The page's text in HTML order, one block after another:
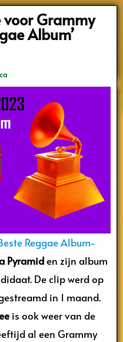
voor Grammy
Album’
Reggae Album-
Pyramiden zijn album
De clip werd op
in 1 maand.
is ook weer van de
al een Grammy